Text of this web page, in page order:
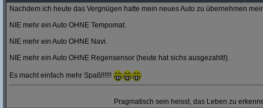
Nachdem ich heute das Vergnügen hatte mein neues Auto zu übernehmen
NIE mehr ein Auto OHNE Tempomat.
NIE mehr ein Auto OHNE Navi.
NIE mehr ein Auto OHNE Regensensor (heute hat sichs ausgezahlt!).
Es macht einfach mehr Spaß!!!!!!
Pragmatisch sein heisst, das Leben zu